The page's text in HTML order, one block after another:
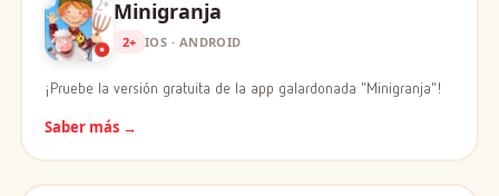
Minigranja
2+ IOS · ANDROID
¡Pruebe la versión gratuita de la app galardonada "Minigranja"!
Saber más →